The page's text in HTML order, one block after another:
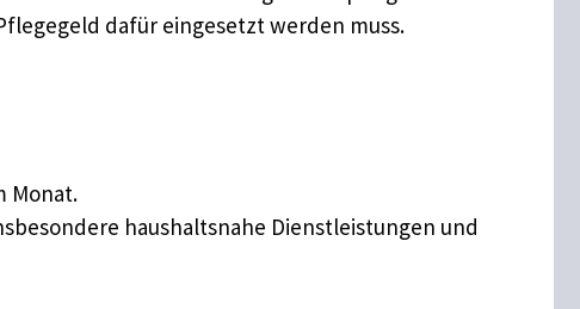
dafür eingesetzt werden muss.
Monat.
haushaltsnahe Dienstleistungen und